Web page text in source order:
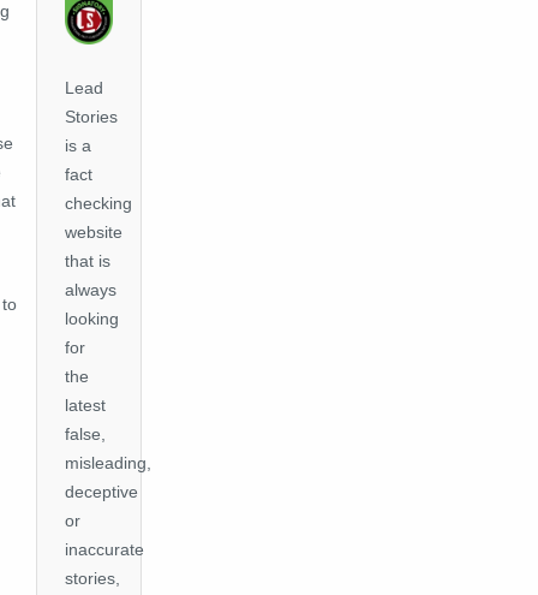
Lead
Stories
is a
fact
checking
website
that is
always
looking
for
the
latest
false,
misleading,
deceptive
or
inaccurate
stories,